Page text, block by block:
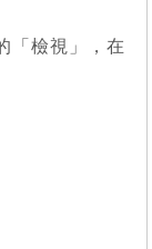
「檢視」，在